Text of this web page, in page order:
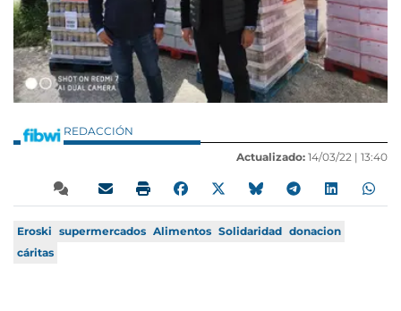
REDACCIÓN
Actualizado: 14/03/22 | 13:40
Eroski supermercados Alimentos Solidaridad donacion
cáritas